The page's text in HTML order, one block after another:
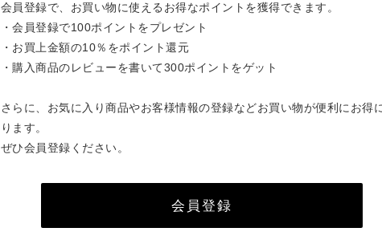
会員登録で、お買い物に使えるお得なポイントを獲得できます。
・会員登録で100ポイントをプレゼント
・お買上金額の10％をポイント還元
・購入商品のレビューを書いて300ポイントをゲット
さらに、お気に入り商品やお客様情報の登録などお買い物が便利にお得
ります。
ぜひ会員登録ください。
会員登録